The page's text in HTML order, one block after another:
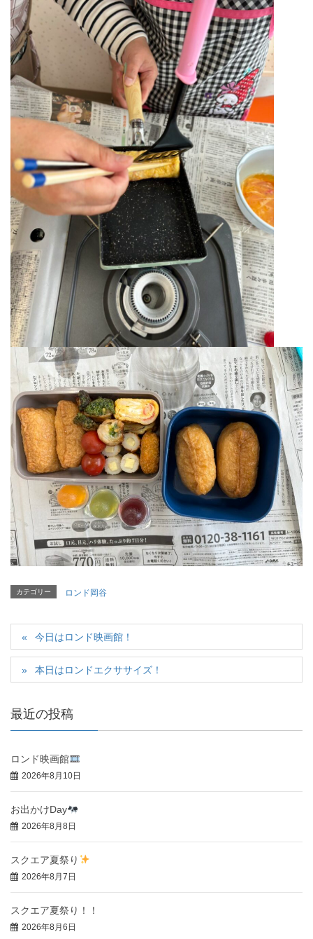
カテゴリー ロンド岡谷
今日はロンド映画館！
本日はロンドエクササイズ！
最近の投稿
ロンド映画館
2026年8月10日
お出かけDay
2026年8月8日
スクエア夏祭り
2026年8月7日
スクエア夏祭り！！
2026年8月6日